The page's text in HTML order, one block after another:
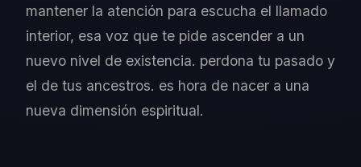
mantener la atención para escucha el llamado
interior, esa voz que te pide ascender a un
nuevo nivel de existencia. perdona tu pasado y
el de tus ancestros. es hora de nacer a una
nueva dimensión espiritual.